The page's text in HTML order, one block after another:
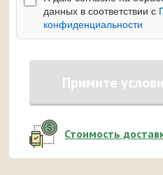
данных в соответствии с
конфиденциальности
Примите
Стоимость